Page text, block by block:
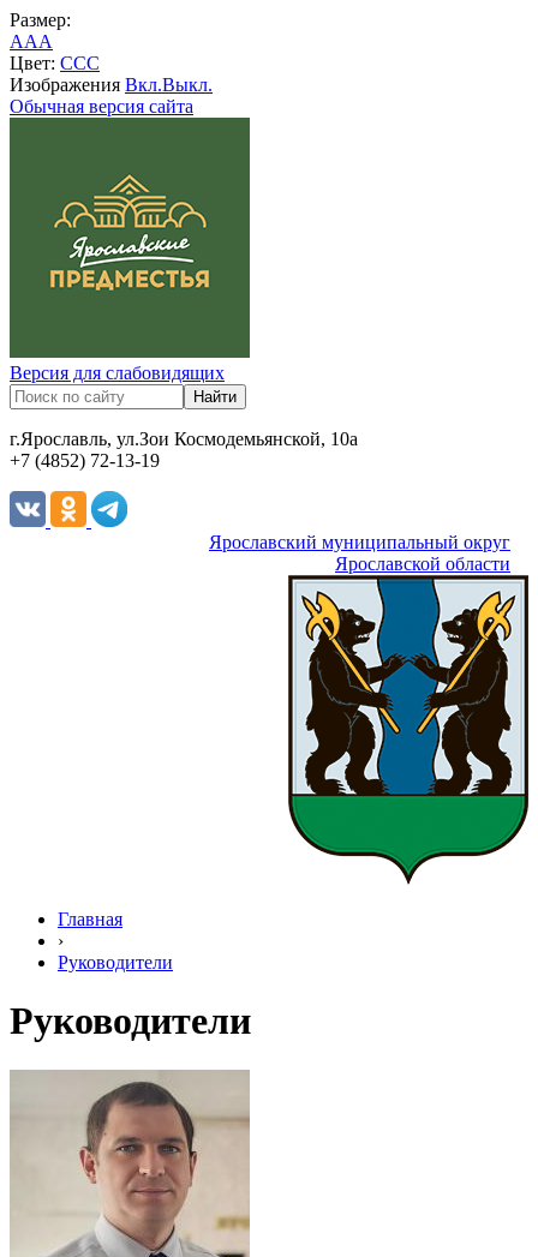
Размер:
AAA
Цвет: CCC
Изображения Вкл.Выкл.
Обычная версия сайта
Версия для слабовидящих
г.Ярославль, ул.Зои Космодемьянской, 10а
+7 (4852) 72-13-19
Ярославский муниципальный округ
Ярославской области
Главная
›
Руководители
Руководители